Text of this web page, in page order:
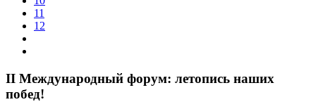
11
12
II Международный форум: летопись наших
побед!